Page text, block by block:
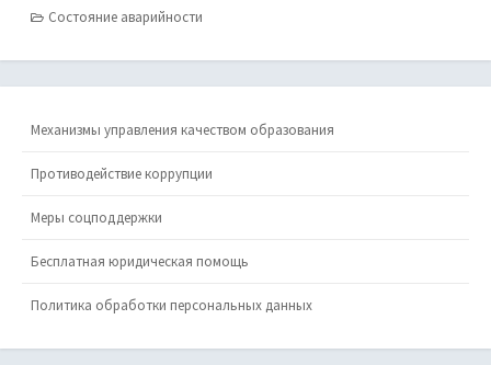
Состояние аварийности
Механизмы управления качеством образования
Противодействие коррупции
Меры соцподдержки
Бесплатная юридическая помощь
Политика обработки персональных данных